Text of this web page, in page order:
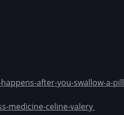
after-you-swallow-a-pill
medicine-celine-valery